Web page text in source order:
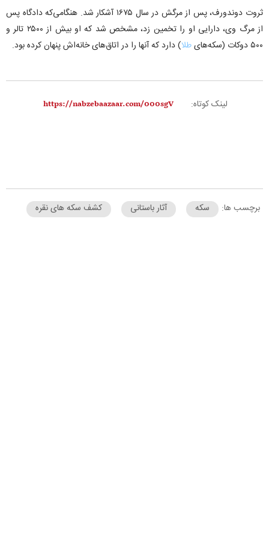
ثروت دوندورف، پس از مرگش در سال ۱۶۷۵ آشکار شد. هنگامی‌که دادگاه پس
از مرگ وی، دارایی او را تخمین زد، مشخص شد که او بیش از ۲۵۰۰ تالر و
۵۰۰ دوکات (سکه‌های
طلا) دارد که آنها را در اتاق‌های خانه‌اش پنهان کرده بود.
لینک کوتاه:
برچسب ها: سکه آثار باستانی کشف سکه های نقره